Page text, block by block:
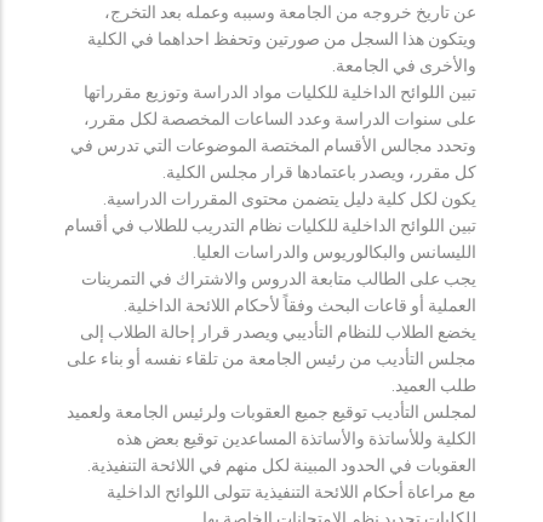
عن تاريخ خروجه من الجامعة وسببه وعمله بعد التخرج،
ويتكون هذا السجل من صورتين وتحفظ احداهما في الكلية
والأخرى في الجامعة.
تبين اللوائح الداخلية للكليات مواد الدراسة وتوزيع مقرراتها
على سنوات الدراسة وعدد الساعات المخصصة لكل مقرر،
وتحدد مجالس الأقسام المختصة الموضوعات التي تدرس في
كل مقرر، ويصدر باعتمادها قرار مجلس الكلية.
يكون لكل كلية دليل يتضمن محتوى المقررات الدراسية.
تبين اللوائح الداخلية للكليات نظام التدريب للطلاب في أقسام
الليسانس والبكالوريوس والدراسات العليا.
يجب على الطالب متابعة الدروس والاشتراك في التمرينات
العملية أو قاعات البحث وفقاً لأحكام اللائحة الداخلية.
يخضع الطلاب للنظام التأديبي ويصدر قرار إحالة الطلاب إلى
مجلس التأديب من رئيس الجامعة من تلقاء نفسه أو بناء على
طلب العميد.
لمجلس التأديب توقيع جميع العقوبات ولرئيس الجامعة ولعميد
الكلية وللأساتذة والأساتذة المساعدين توقيع بعض هذه
العقوبات في الحدود المبينة لكل منهم في اللائحة التنفيذية.
مع مراعاة أحكام اللائحة التنفيذية تتولى اللوائح الداخلية
للكليات تحديد نظم الامتحانات الخاصة بها.